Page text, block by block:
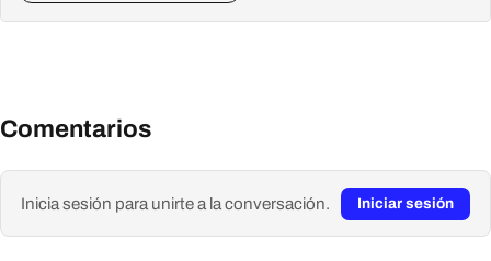
Comentarios
Inicia sesión para unirte a la conversación. Iniciar sesión